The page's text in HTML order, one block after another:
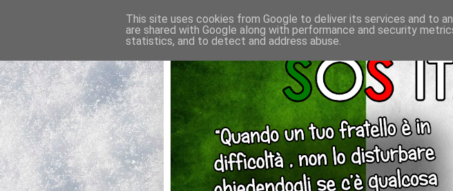
This site uses cookies from Google to deliver its services and to
are shared with Google along with performance and security
statistics, and to detect and address abuse.